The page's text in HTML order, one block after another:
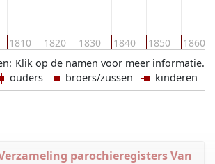
1810 1820 1830 1840 1850 1860
Klik op de namen voor meer informatie.
ouders broers/zussen kinderen
parochieregisters Van